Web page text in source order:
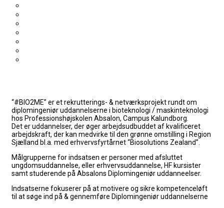
“#BIO2ME” er et rekrutterings- & netværksprojekt rundt om
diplomingeniør uddannelserne i bioteknologi / maskinteknologi
hos Professionshøjskolen Absalon, Campus Kalundborg.
Det er uddannelser, der øger arbejdsudbuddet af kvalificeret
arbejdskraft, der kan medvirke til den grønne omstilling i Region
Sjælland bl.a. med erhvervsfyrtårnet “Biosolutions Zealand”.
Målgrupperne for indsatsen er personer med afsluttet
ungdomsuddannelse, eller erhvervsuddannelse, HF kursister
samt studerende på Absalons Diplomingeniør uddanneelser.
Indsatserne fokuserer på atmotivere og sikre kompetenceløft
til at søge ind på & gennemføre Diplomingeniør uddannelserne